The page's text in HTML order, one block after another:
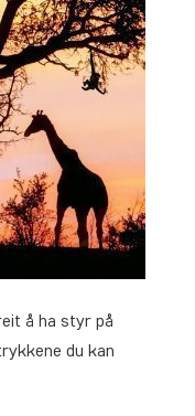
å ha styr på
du kan